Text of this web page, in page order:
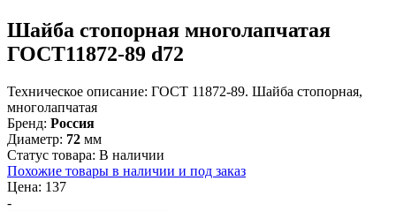
Шайба стопорная многолапчатая
ГОСТ11872-89 d72
Техническое описание: ГОСТ 11872-89. Шайба стопорная,
многолапчатая
Бренд: Россия
Диаметр: 72 мм
Статус товара: В наличии
Похожие товары в наличии и под заказ
Цена: 137
-